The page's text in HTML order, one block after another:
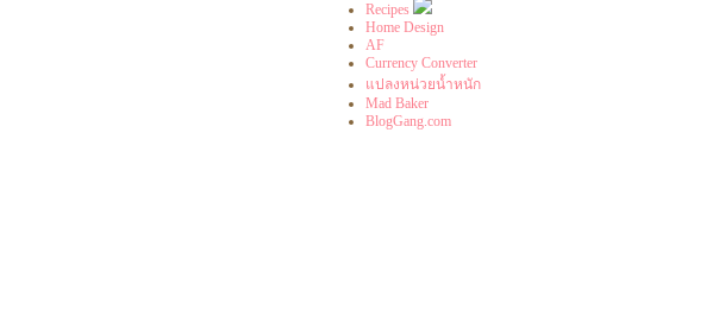
Recipes
Home Design
AF
Currency Converter
ปลงหน่วยน้ำหนัก
Mad Baker
BlogGang.com